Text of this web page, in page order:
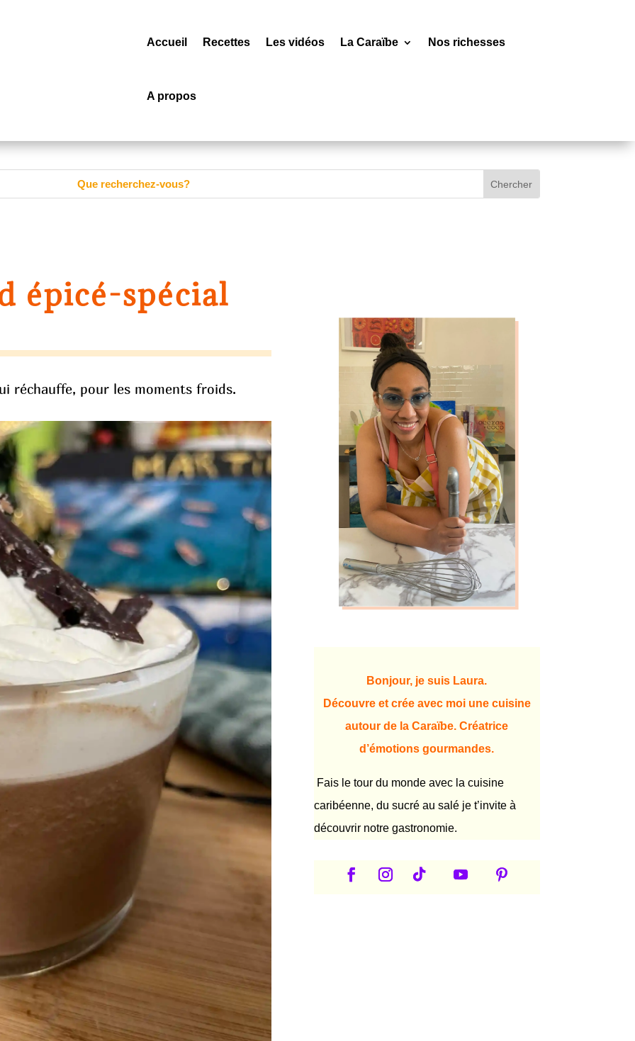
Accueil Recettes Les vidéos La Caraïbe Nos richesses
A propos
épicé-spécial
réchauffe, pour les moments froids.
Bonjour, je suis Laura.
Découvre et crée avec moi une cuisine
autour de la Caraïbe. Créatrice
d’émotions gourmandes.
Fais le tour du monde avec la cuisine
caribéenne, du sucré au salé je t’invite à
découvrir notre gastronomie.